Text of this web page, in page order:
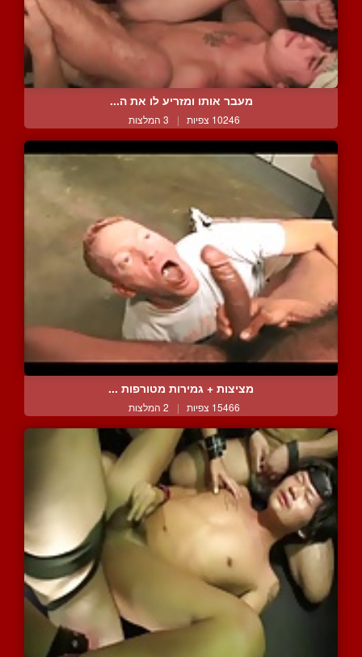
מעבר אותו ומזריע לו את ה...
10246 צפיות | 3 המלצות
מציצות + גמירות מטורפות ...
15466 צפיות | 2 המלצות